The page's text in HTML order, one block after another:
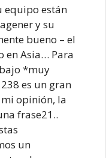
equipo están
y su
bueno – el
en Asia… Para
*muy
es un gran
opinión, la
frase21..
un